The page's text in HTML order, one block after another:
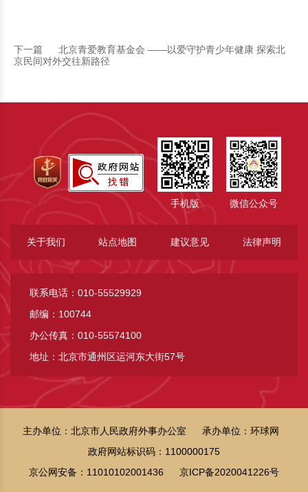
下一篇
北京青爱教育基金会 ——以爱守护青少年健康 探索北
京民间对外交往新路径
手机版 微信公众号
关于我们 站点地图 建议意见 法律声明
联系电话：010-55529929
邮编：100744
办公传真：010-55574100
地址：北京市通州区运河东大街57号
主办单位：北京市人民政府外事办公室
承办单位：环球网
政府网站标识码：1100000175
京公网安备：11010102001436
京ICP备2020041226号